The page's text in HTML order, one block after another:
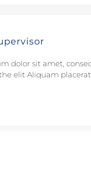
dolor sit amet,
elit Aliquam